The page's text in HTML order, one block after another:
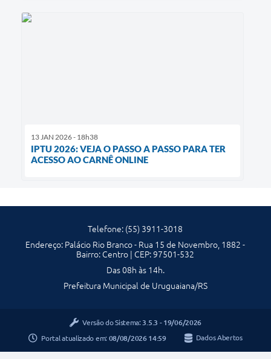
13 JAN 2026 - 18h38
IPTU 2026: VEJA O PASSO A PASSO PARA TER
ACESSO AO CARNÊ ONLINE
Telefone: (55) 3911-3018
Endereço: Palácio Rio Branco - Rua 15 de Novembro, 1882 -
Bairro: Centro | CEP: 97501-532
Das 08h às 14h.
Prefeitura Municipal de Uruguaiana/RS
Versão do Sistema: 3.5.3 - 19/06/2026
Portal atualizado em: 08/08/2026 14:59 Dados Abertos